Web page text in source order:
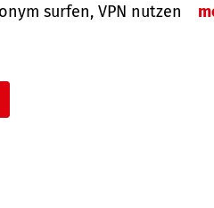
surfen, VPN nutzen